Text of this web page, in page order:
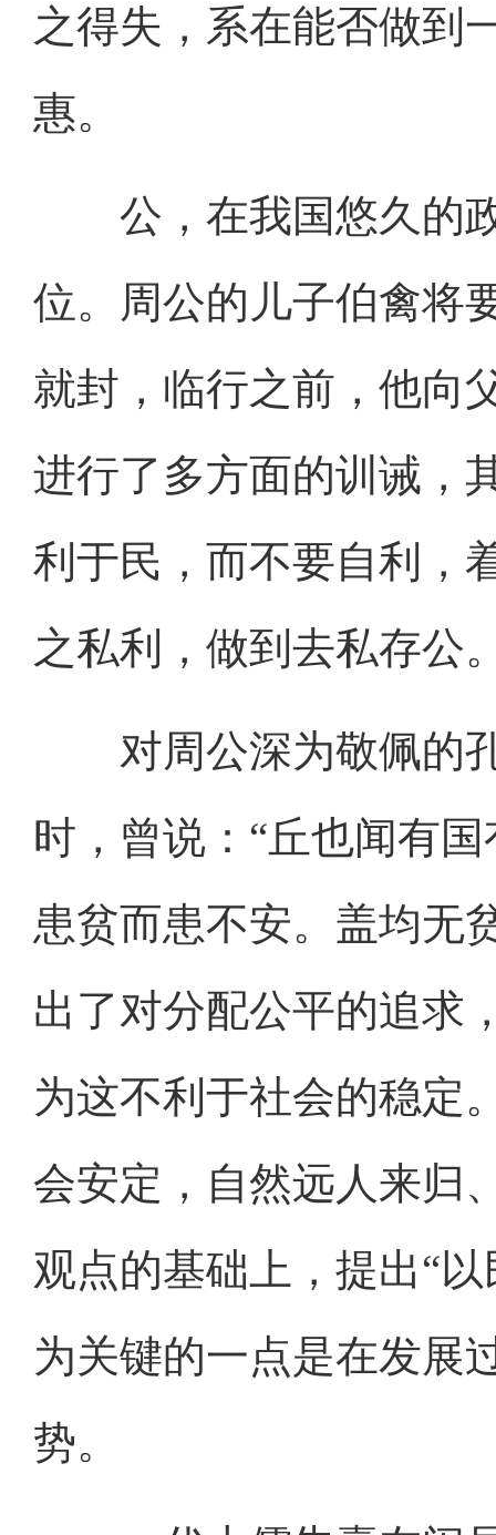
之得失，系在能否做到
惠。
公，在我国悠久的政
位。周公的儿子伯禽将
就封，临行之前，他向
进行了多方面的训诫，
利于民，而不要自利，
之私利，做到去私存公
对周公深为敬佩的孔
时，曾说：“丘也闻有
患贫而患不安。盖均无
出了对分配公平的追求
为这不利于社会的稳定
会安定，自然远人来归
观点的基础上，提出“
为关键的一点是在发展
势。